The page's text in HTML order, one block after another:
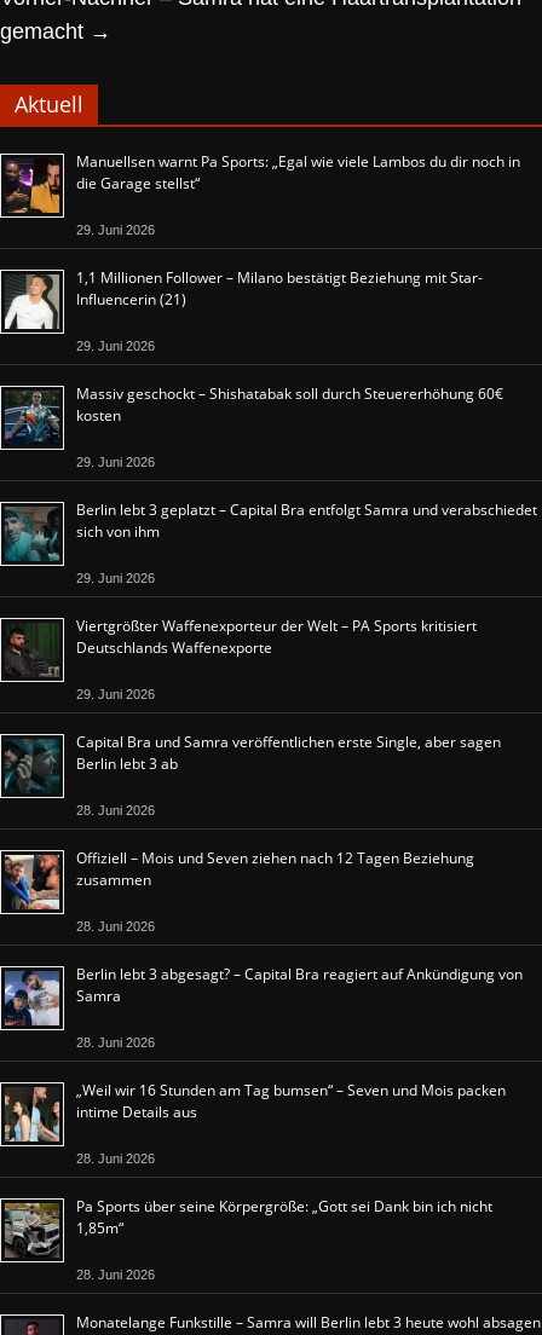
gemacht →
Aktuell
Manuellsen warnt Pa Sports: „Egal wie viele Lambos du dir noch in
die Garage stellst“
29. Juni 2026
1,1 Millionen Follower – Milano bestätigt Beziehung mit Star-
Influencerin (21)
29. Juni 2026
Massiv geschockt – Shishatabak soll durch Steuererhöhung 60€
kosten
29. Juni 2026
Berlin lebt 3 geplatzt – Capital Bra entfolgt Samra und verabschiedet
sich von ihm
29. Juni 2026
Viertgrößter Waffenexporteur der Welt – PA Sports kritisiert
Deutschlands Waffenexporte
29. Juni 2026
Capital Bra und Samra veröffentlichen erste Single, aber sagen
Berlin lebt 3 ab
28. Juni 2026
Offiziell – Mois und Seven ziehen nach 12 Tagen Beziehung
zusammen
28. Juni 2026
Berlin lebt 3 abgesagt? – Capital Bra reagiert auf Ankündigung von
Samra
28. Juni 2026
„Weil wir 16 Stunden am Tag bumsen“ – Seven und Mois packen
intime Details aus
28. Juni 2026
Pa Sports über seine Körpergröße: „Gott sei Dank bin ich nicht
1,85m“
28. Juni 2026
Monatelange Funkstille – Samra will Berlin lebt 3 heute wohl absagen